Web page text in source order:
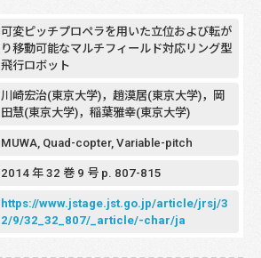
可変ピッチプロペラを用いた立位および転が
り移動可能なマルチフィールド対応リング型
飛行ロボット
川崎宏治(東京大学)，趙漠居(東京大学)，岡
田慧(東京大学)，稲葉雅幸(東京大学)
MUWA, Quad-copter, Variable-pitch
2014 年 32 巻 9 号 p. 807-815
https://www.jstage.jst.go.jp/article/jrsj/3
2/9/32_32_807/_article/-char/ja